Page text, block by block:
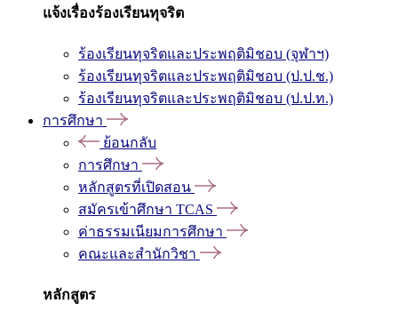
แจ้งเรื่องร้องเรียนทุจริต
ร้องเรียนทุจริตและประพฤติมิชอบ (จุฬาฯ)
ร้องเรียนทุจริตและประพฤติมิชอบ (ป.ป.ช.)
ร้องเรียนทุจริตและประพฤติมิชอบ (ป.ป.ท.)
การศึกษา
ย้อนกลับ
การศึกษา
หลักสูตรที่เปิดสอน
สมัครเข้าศึกษา TCAS
ค่าธรรมเนียมการศึกษา
คณะและสำนักวิชา
หลักสูตร